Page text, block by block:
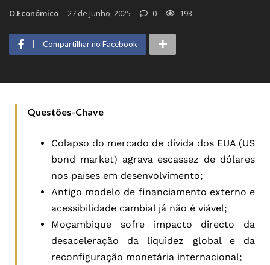
O.Económico 27 de Junho, 2025 0 193
Compartilhar no Facebook
Questões-Chave
Colapso do mercado de dívida dos EUA (US
bond market) agrava escassez de dólares
nos países em desenvolvimento;
Antigo modelo de financiamento externo e
acessibilidade cambial já não é viável;
Moçambique sofre impacto directo da
desaceleração da liquidez global e da
reconfiguração monetária internacional;